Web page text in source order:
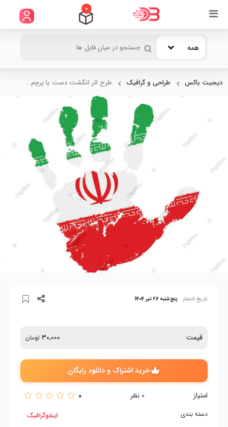
0
همه
دیجیت باکس طراحی و گرافیک طرح اثر انگشت دست با پرچم...
تاریخ انتشار پنج‌شنبه 26 تیر 1404
قیمت 30,000 تومان
خرید اشتراک و دانلود رایگان
امتیاز 0 نظر 0
دسته بندی
اینفوگرافیک